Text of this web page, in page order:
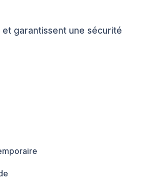
garantissent une sécurité